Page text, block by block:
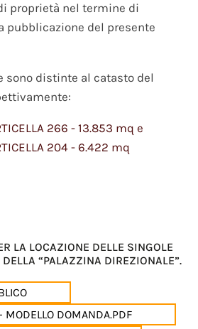
proprietà nel termine di
pubblicazione del presente
sono distinte al catasto del
266 - 13.853 mq e
204 - 6.422 mq
LA LOCAZIONE DELLE SINGOLE
“PALAZZINA DIREZIONALE”.
MODELLO DOMANDA.PDF